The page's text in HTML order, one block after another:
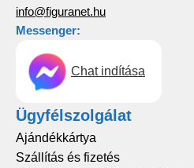
info@figuranet.hu
Messenger:
Chat indítása
Ügyfélszolgálat
Ajándékkártya
Szállítás és fizetés